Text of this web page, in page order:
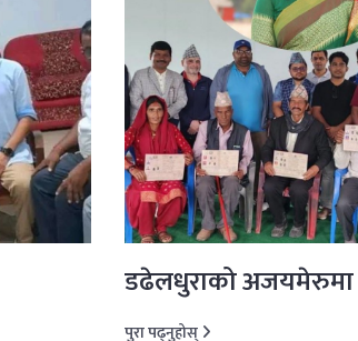
डढेलधुराको अजयमेरुमा
पुरा पढ्नुहोस्